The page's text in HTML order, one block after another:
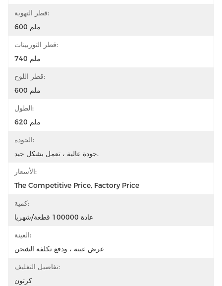
قطر التهوية:
600 ملم
قطر التوربينات:
740 ملم
قطر اللوح:
600 ملم
الطول:
620 ملم
الجودة:
جودة عالية ، تعمل بشكل جيد.
الأسعار:
The Competitive Price, Factory Price
كمية:
عادة 100000 قطعة/شهريا
العينة:
عرض عينة ، ودفع تكلفة الشحن
تفاصيل التغليف:
كرتون